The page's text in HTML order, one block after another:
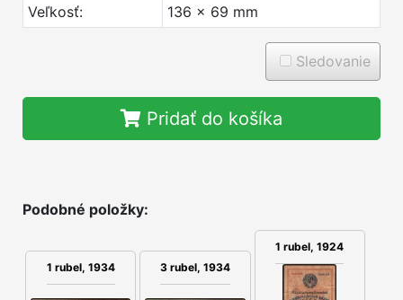
Veľkosť:
136 x 69 mm
Sledovanie
Pridať do košíka
Podobné položky:
1 rubel, 1934 3 rubel, 1934
1 rubel, 1924